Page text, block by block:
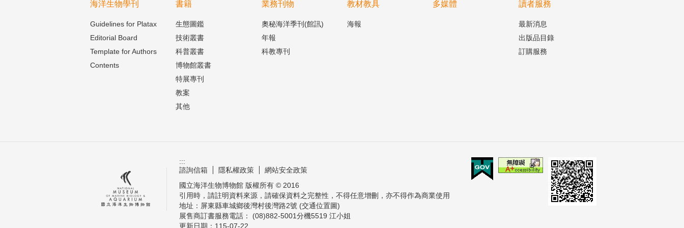
海洋生物學刊
Guidelines for Platax
Editorial Board
Template for Authors
Contents
書籍
生態圖鑑
技術叢書
科普叢書
博物館叢書
特展專刊
教案
其他
業務刊物
奧秘海洋季刊(館訊)
年報
科教專刊
教材教具
海報
多媒體 讀者服務
最新消息
出版品目錄
訂購服務
:::
諮詢信箱
隱私權政策
網站安全政策
國立海洋生物博物館 版權所有 © 2016
引用時，請註明資料來源，請確保資料之完整性，不得任意增刪，亦不得作為商業使用
地址：屏東縣車城鄉後灣村後灣路2號 (交通位置圖)
展售商訂書服務電話： (08)882-5001分機5519 江小姐
更新日期： 115-07-22